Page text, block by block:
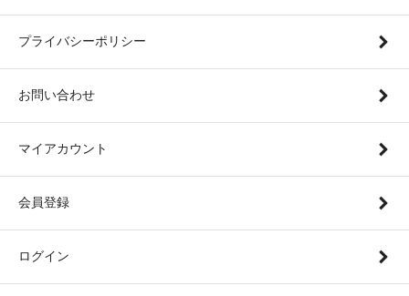
プライバシーポリシー
お問い合わせ
マイアカウント
会員登録
ログイン